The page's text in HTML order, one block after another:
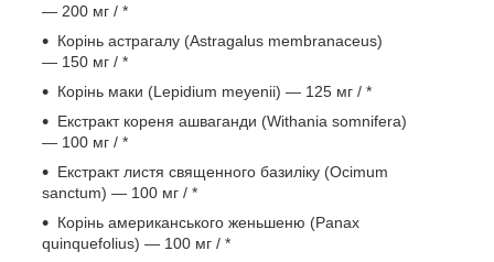
— 200 мг / *
Корінь астрагалу (Astragalus membranaceus)
— 150 мг / *
Корінь маки (Lepidium meyenii) — 125 мг / *
Екстракт кореня ашваганди (Withania somnifera)
— 100 мг / *
Екстракт листя священного базиліку (Ocimum
sanctum) — 100 мг / *
Корінь американського женьшеню (Panax
quinquefolius) — 100 мг / *